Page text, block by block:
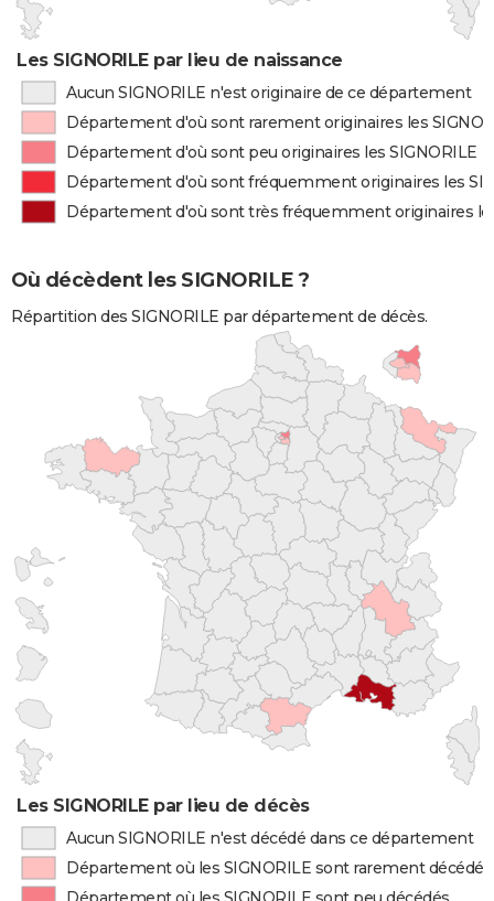
Les SIGNORILE par lieu de naissance
Aucun SIGNORILE n'est originaire de ce département
Département d'où sont rarement originaires les
Département d'où sont peu originaires les SIGNORILE
Département d'où sont fréquemment originaires les
Département d'où sont très fréquemment originaires
Où décèdent les SIGNORILE ?
Répartition des SIGNORILE par département de décès.
Les SIGNORILE par lieu de décès
Aucun SIGNORILE n'est décédé dans ce département
Département où les SIGNORILE sont rarement décédés